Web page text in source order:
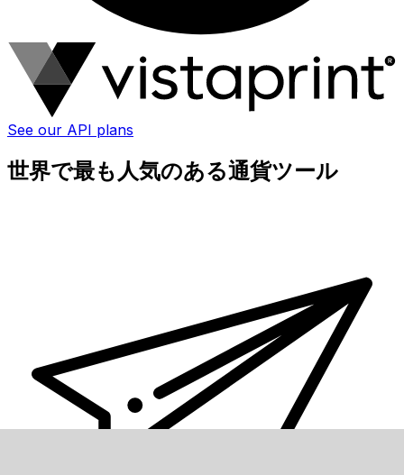
See our API plans
世界で最も人気のある通貨ツール